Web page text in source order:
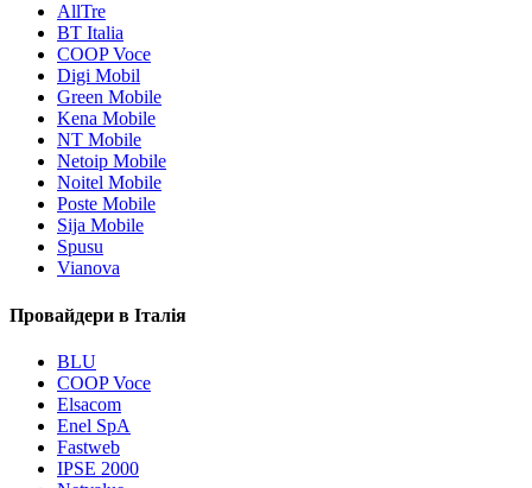
AllTre
BT Italia
COOP Voce
Digi Mobil
Green Mobile
Kena Mobile
NT Mobile
Netoip Mobile
Noitel Mobile
Poste Mobile
Sija Mobile
Spusu
Vianova
Провайдери в Італія
BLU
COOP Voce
Elsacom
Enel SpA
Fastweb
IPSE 2000